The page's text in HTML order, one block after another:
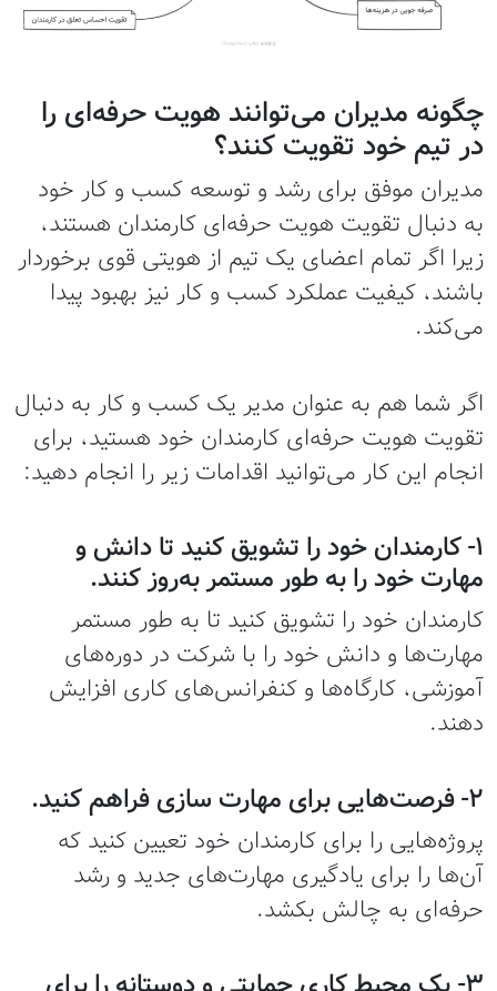
چگونه مدیران می‌توانند هویت حرفه‌ای را
در تیم خود تقویت کنند؟
مدیران موفق برای رشد و توسعه کسب و کار خود
به دنبال تقویت هویت حرفه‌ای کارمندان هستند،
زیرا اگر تمام اعضای یک تیم از هویتی قوی برخوردار
باشند، کیفیت عملکرد کسب و کار نیز بهبود پیدا
می‌کند.
اگر شما هم به عنوان مدیر یک کسب و کار به دنبال
تقویت هویت حرفه‌ای کارمندان خود هستید، برای
انجام این کار می‌توانید اقدامات زیر را انجام دهید:
۱- کارمندان خود را تشویق کنید تا دانش و
مهارت خود را به طور مستمر به‌روز کنند.
کارمندان خود را تشویق کنید تا به طور مستمر
مهارت‌ها و دانش خود را با شرکت در دوره‌های
آموزشی، کارگاه‌ها و کنفرانس‌های کاری افزایش
دهند.
۲- فرصت‌هایی برای مهارت‌ سازی فراهم کنید.
پروژه‌هایی را برای کارمندان خود تعیین کنید که
آن‌ها را برای یادگیری مهارت‌های جدید و رشد
حرفه‌ای به چالش بکشد.